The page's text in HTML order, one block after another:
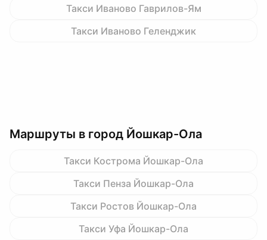
Такси Иваново Гаврилов-Ям
Такси Иваново Геленджик
Маршруты в город Йошкар-Ола
Такси Кострома Йошкар-Ола
Такси Пенза Йошкар-Ола
Такси Ростов Йошкар-Ола
Такси Уфа Йошкар-Ола